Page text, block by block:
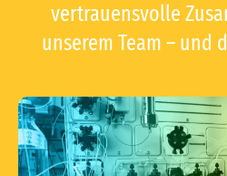
vertrauensvolle
unserem Team – und